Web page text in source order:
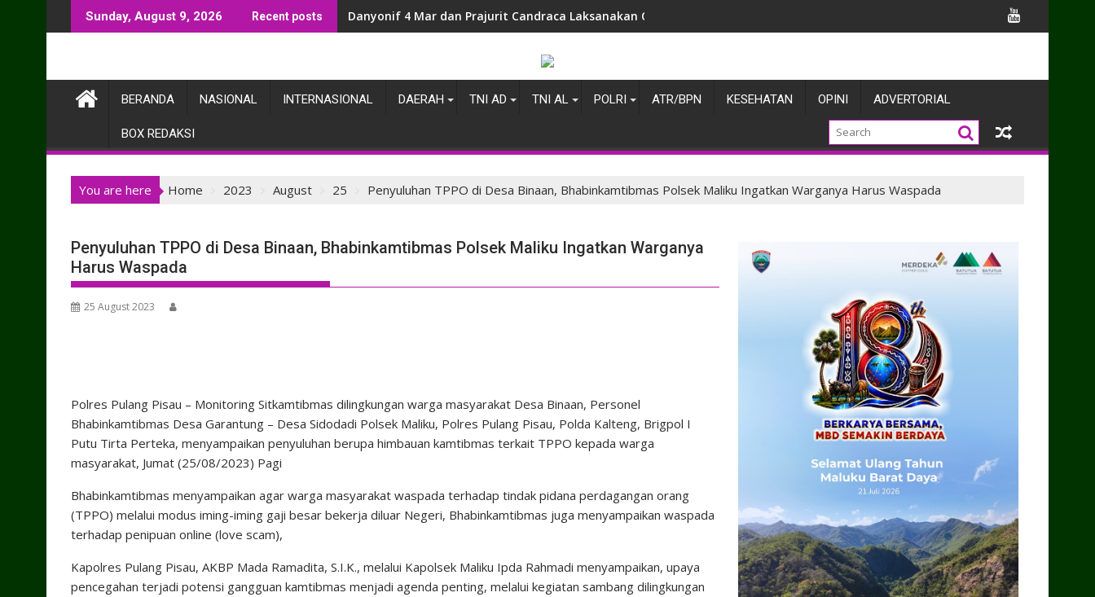
to
Sunday, August 9, 2026 Recent posts Danyonif 4 Mar dan Prajurit Candraca Laksanakan Olahraga Gembira
BERANDA NASIONAL INTERNASIONAL DAERAH TNI AD TNI AL POLRI ATR/BPN KESEHATAN OPINI ADVERTORIAL
BOX REDAKSI
You are here Home 2023 August 25 Penyuluhan TPPO di Desa Binaan, Bhabinkamtibmas Polsek Maliku Ingatkan Warganya Harus Waspada
Penyuluhan TPPO di Desa Binaan, Bhabinkamtibmas Polsek Maliku Ingatkan Warganya
Harus Waspada
25 August 2023
Polres Pulang Pisau – Monitoring Sitkamtibmas dilingkungan warga masyarakat Desa Binaan, Personel
Bhabinkamtibmas Desa Garantung – Desa Sidodadi Polsek Maliku, Polres Pulang Pisau, Polda Kalteng, Brigpol I
Putu Tirta Perteka, menyampaikan penyuluhan berupa himbauan kamtibmas terkait TPPO kepada warga
masyarakat, Jumat (25/08/2023) Pagi
Bhabinkamtibmas menyampaikan agar warga masyarakat waspada terhadap tindak pidana perdagangan orang
(TPPO) melalui modus iming-iming gaji besar bekerja diluar Negeri, Bhabinkamtibmas juga menyampaikan waspada
terhadap penipuan online (love scam),
Kapolres Pulang Pisau, AKBP Mada Ramadita, S.I.K., melalui Kapolsek Maliku Ipda Rahmadi menyampaikan, upaya
pencegahan terjadi potensi gangguan kamtibmas menjadi agenda penting, melalui kegiatan sambang dilingkungan